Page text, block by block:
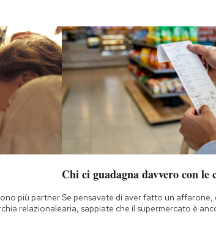
più partner
relazionale
Chi ci guadagna davvero con le
Se pensavate di aver fatto un
aria, sappiate che il supermercato è